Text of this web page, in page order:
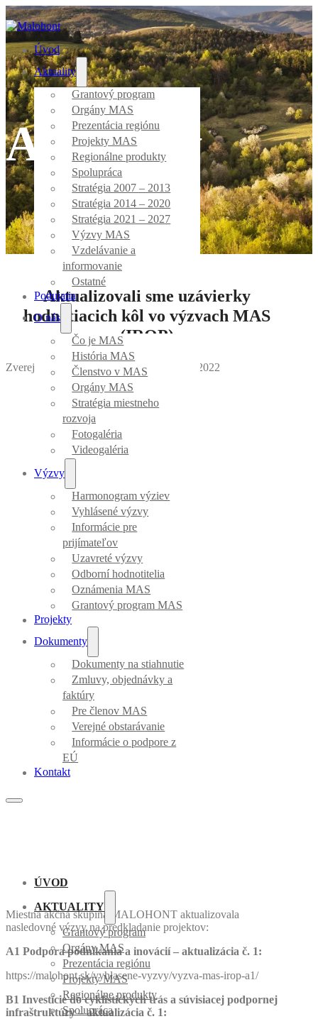
Úvod
Aktuality
Grantový program
Orgány MAS
Prezentácia regiónu
Projekty MAS
Regionálne produkty
Spolupráca
Stratégia 2007 – 2013
Stratégia 2014 – 2020
Stratégia 2021 – 2027
Výzvy MAS
Vzdelávanie a
informovanie
Ostatné
Podujatia
O nás
Čo je MAS
História MAS
Členstvo v MAS
Orgány MAS
Stratégia miestneho
rozvoja
Fotogaléria
Videogaléria
Výzvy
Harmonogram výziev
Vyhlásené výzvy
Informácie pre
prijímateľov
Uzavreté výzvy
Odborní hodnotitelia
Oznámenia MAS
Grantový program MAS
Projekty
Dokumenty
Dokumenty na stiahnutie
Zmluvy, objednávky a
faktúry
Pre členov MAS
Verejné obstarávanie
Informácie o podpore z
EÚ
Kontakt
ÚVOD
AKTUALITY
Grantový program
Orgány MAS
Prezentácia regiónu
Projekty MAS
Regionálne produkty
Spolupráca
Aktuality
Úvod/Výzvy MAS
Aktualizovali sme uzávierky
hodnotiacich kôl vo výzvach MAS
(IROP)
Zverejnila Mirka Vargová ｜Dátum: 10.02.2022
Miestna akčná skupina MALOHONT aktualizovala
nasledovné výzvy na predkladanie projektov:
A1 Podpora podnikania a inovácií – aktualizácia č. 1:
https://malohont.sk/vyhlasene-vyzvy/vyzva-mas-irop-a1/
B1 Investície do cyklistických trás a súvisiacej podpornej
infraštruktúry – aktualizácia č. 1: